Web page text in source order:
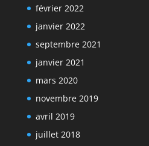
février 2022
janvier 2022
septembre 2021
janvier 2021
mars 2020
novembre 2019
avril 2019
juillet 2018